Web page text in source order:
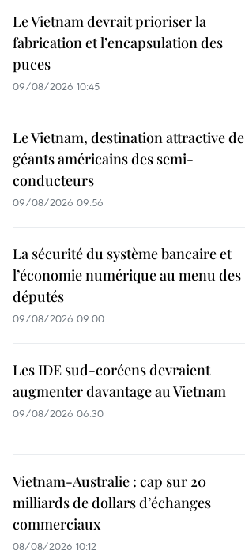
Le Vietnam devrait prioriser la
fabrication et l’encapsulation des
puces
09/08/2026 10:45
Le Vietnam, destination attractive de
géants américains des semi-
conducteurs
09/08/2026 09:56
La sécurité du système bancaire et
l’économie numérique au menu des
députés
09/08/2026 09:00
Les IDE sud-coréens devraient
augmenter davantage au Vietnam
09/08/2026 06:30
Vietnam-Australie : cap sur 20
milliards de dollars d’échanges
commerciaux
08/08/2026 10:12